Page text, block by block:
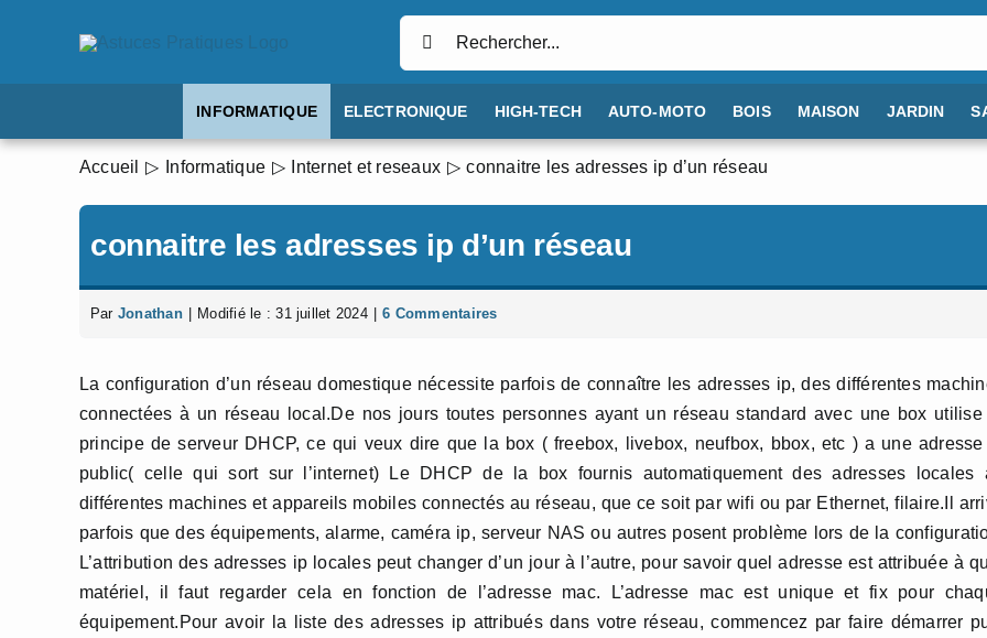
INFORMATIQUE ELECTRONIQUE HIGH-TECH AUTO-MOTO BOIS MAISON JARDIN
Accueil Informatique Internet et reseaux connaitre les adresses ip d’un réseau
connaitre les adresses ip d’un réseau
Par Jonathan Modifié le : 31 juillet 2024 6 Commentaires
La configuration d’un réseau domestique nécessite parfois de connaître les adresses ip, des différentes
connectées à un réseau local.De nos jours toutes personnes ayant un réseau standard avec une box
principe de serveur DHCP, ce qui veux dire que la box ( freebox, livebox, neufbox, bbox, etc ) a une
public( celle qui sort sur l’internet) Le DHCP de la box fournis automatiquement des adresses locales
différentes machines et appareils mobiles connectés au réseau, que ce soit par wifi ou par Ethernet, filaire.Il
parfois que des équipements, alarme, caméra ip, serveur NAS ou autres posent problème lors de la
L’attribution des adresses ip locales peut changer d’un jour à l’autre, pour savoir quel adresse est attribuée à
matériel, il faut regarder cela en fonction de l’adresse mac. L’adresse mac est unique et fix pour
équipement.Pour avoir la liste des adresses ip attribués dans votre réseau, commencez par faire démarrer